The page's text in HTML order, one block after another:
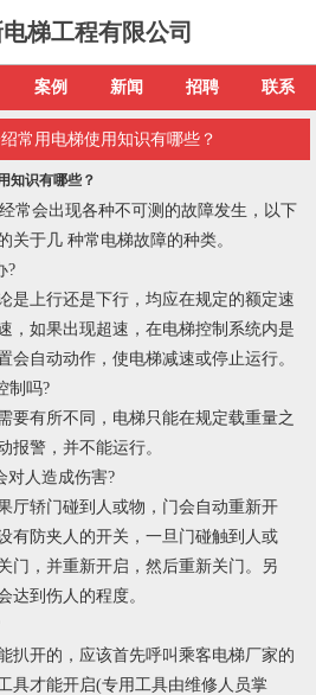
梯工程有限公司
案例 新闻 招聘 联系
常用电梯使用知识有哪些？
知识有哪些？
常会出现各种不可测的故障发生，以下
关于几 种常电梯故障的种类。
?
上行还是下行，均应在规定的额定速
，如果出现超速，在电梯控制系统内是
会自动动作，使电梯减速或停止运行。
吗?
有所不同，电梯只能在规定载重量之
报警，并不能运行。
人造成伤害?
轿门碰到人或物，门会自动重新开
有防夹人的开关，一旦门碰触到人或
门，并重新开启，然后重新关门。另
达到伤人的程度。
开的，应该首先呼叫 乘客电梯厂家的
具才能开启(专用工具由维修人员掌